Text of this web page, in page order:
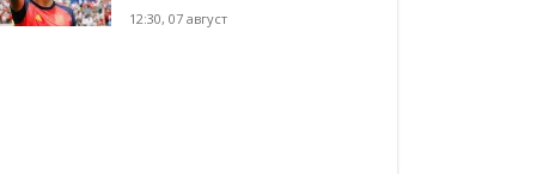
12:30, 07 август